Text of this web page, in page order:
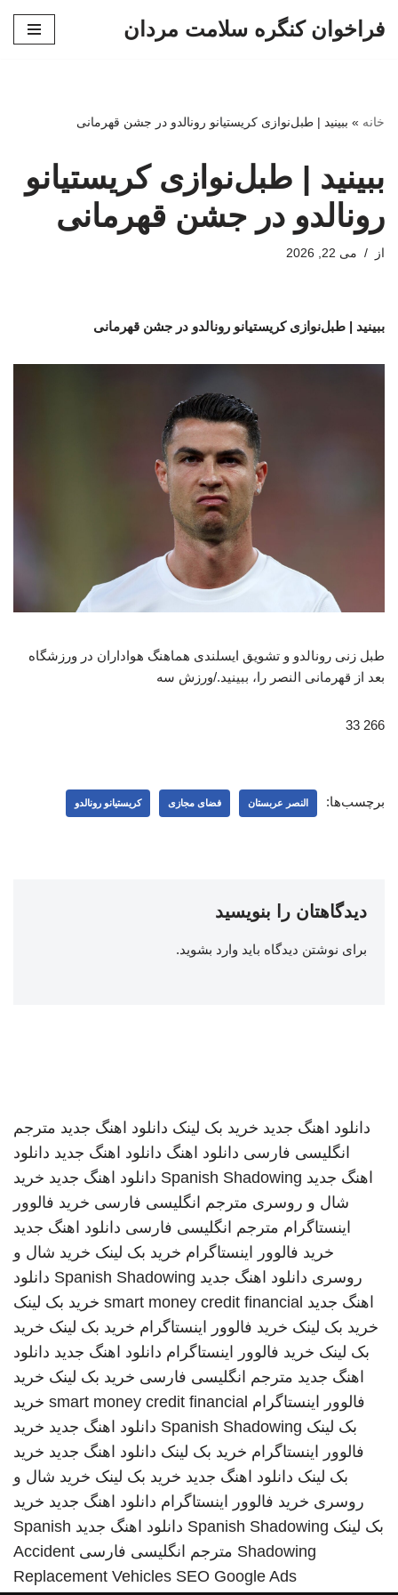
فراخوان کنگره سلامت مردان
خانه » ببینید | طبل‌نوازی کریستیانو رونالدو در جشن قهرمانی
ببینید | طبل‌نوازی کریستیانو
رونالدو در جشن قهرمانی
از می 22, 2026
ببینید | طبل‌نوازی کریستیانو رونالدو در جشن قهرمانی
طبل زنی رونالدو و تشویق ایسلندی هماهنگ هواداران در ورزشگاه
بعد از قهرمانی النصر را، ببینید./ورزش سه
266 33
برچسب‌ها: النصر عربستان فضای مجازی کریستیانو رونالدو
دیدگاهتان را بنویسید
برای نوشتن دیدگاه باید وارد بشوید.
دانلود اهنگ جدید خرید بک لینک دانلود اهنگ جدید مترجم
انگلیسی فارسی دانلود اهنگ دانلود اهنگ جدید دانلود
اهنگ جدید Spanish Shadowing دانلود اهنگ جدید خرید
شال و روسری مترجم انگلیسی فارسی خرید فالوور
اینستاگرام مترجم انگلیسی فارسی دانلود اهنگ جدید
خرید فالوور اینستاگرام خرید بک لینک خرید شال و
روسری دانلود اهنگ جدید Spanish Shadowing دانلود
اهنگ جدید smart money credit financial خرید بک لینک
خرید بک لینک خرید فالوور اینستاگرام خرید بک لینک خرید
بک لینک خرید فالوور اینستاگرام دانلود اهنگ جدید دانلود
اهنگ جدید مترجم انگلیسی فارسی خرید بک لینک خرید
فالوور اینستاگرام smart money credit financial خرید
بک لینک Spanish Shadowing دانلود اهنگ جدید خرید
فالوور اینستاگرام خرید بک لینک دانلود اهنگ جدید خرید
بک لینک دانلود اهنگ جدید خرید بک لینک خرید شال و
روسری خرید فالوور اینستاگرام دانلود اهنگ جدید خرید
بک لینک Spanish Shadowing دانلود اهنگ جدید Spanish
Shadowing مترجم انگلیسی فارسی Accident
Replacement Vehicles SEO Google Ads